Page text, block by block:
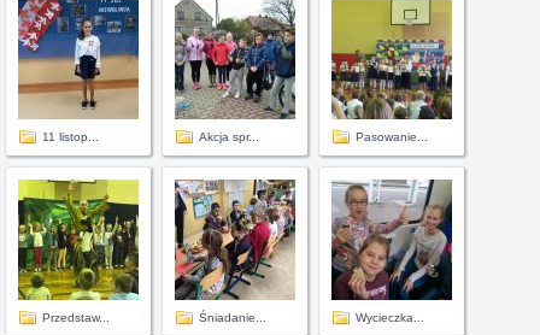
11 listop... Akcja spr... Pasowanie...
Przedstaw... Śniadanie... Wycieczka...